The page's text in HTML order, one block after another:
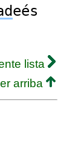
eés
lista
arriba